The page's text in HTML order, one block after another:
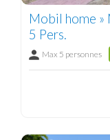
Mobil home »
5 Pers.
Max 5 personnes